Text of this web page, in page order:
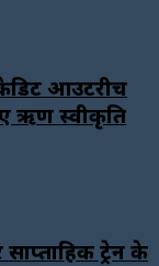
आउटरीच
ऋण स्वीकृति
ट्रेन के